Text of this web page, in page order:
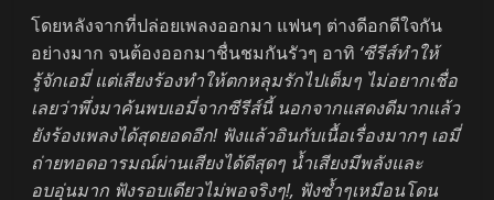
โดยหลังจากที่ปล่อยเพลงออกมา แฟนๆ ต่างดีอกดีใจกัน
อย่างมาก จนต้องออกมาชื่นชมกันรัวๆ อาทิ ‘ซีรีส์ทำให้
รู้จักเอมี่ แต่เสียงร้องทำให้ตกหลุมรักไปเต็มๆ ไม่อยากเชื่อ
เลยว่าพึ่งมาค้นพบเอมี่จากซีรีส์นี้ นอกจากแสดงดีมากแล้ว
ยังร้องเพลงได้สุดยอดอีก! ฟังแล้วอินกับเนื้อเรื่องมากๆ เอมี่
ถ่ายทอดอารมณ์ผ่านเสียงได้ดีสุดๆ น้ำเสียงมีพลังและ
อบอุ่นมาก ฟังรอบเดียวไม่พอจริงๆ!, ฟังซ้ำๆเหมือนโดน